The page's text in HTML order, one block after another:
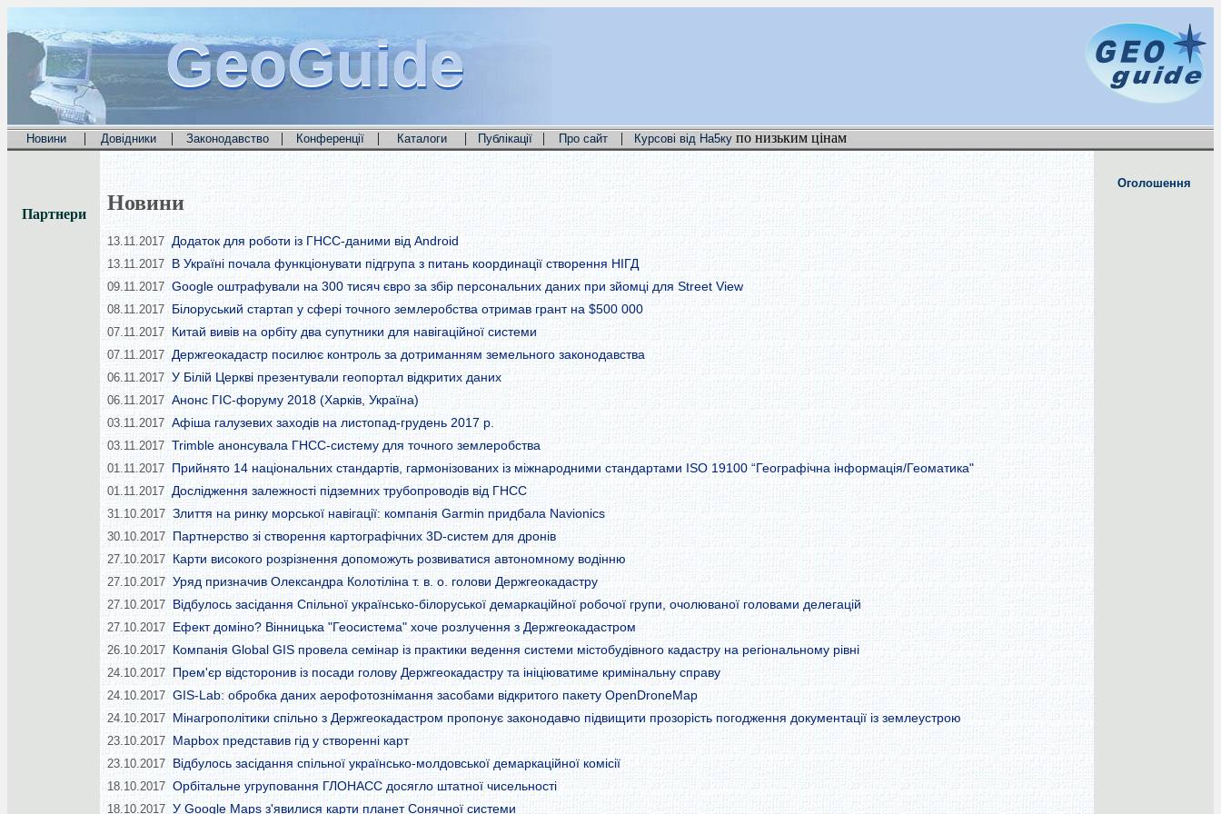
GeoGuide
GeoGuide
GeoGuide
Новини | Довідники | Законодавство | Конференції | Каталоги | Публікації | Про сайт | Курсові від На5ку по низьким цінам
Партнери Новини
13.11.2017 Додаток для роботи із ГНСС-даними від Android
13.11.2017 В Україні почала функціонувати підгрупа з питань координації створення НІГД
09.11.2017 Google оштрафували на 300 тисяч євро за збір персональних даних при зйомці для Street View
08.11.2017 Білоруський стартап у сфері точного землеробства отримав грант на $500 000
07.11.2017 Китай вивів на орбіту два супутники для навігаційної системи
07.11.2017 Держгеокадастр посилює контроль за дотриманням земельного законодавства
06.11.2017 У Білій Церкві презентували геопортал відкритих даних
06.11.2017 Анонс ГІС-форуму 2018 (Харків, Україна)
03.11.2017 Афіша галузевих заходів на листопад-грудень 2017 р.
03.11.2017 Trimble анонсувала ГНСС-систему для точного землеробства
01.11.2017 Прийнято 14 національних стандартів, гармонізованих із міжнародними стандартами ISO 19100 “Географічна інформація/Геоматика"
01.11.2017 Дослідження залежності підземних трубопроводів від ГНСС
31.10.2017 Злиття на ринку морської навігації: компанія Garmin придбала Navionics
30.10.2017 Партнерство зі створення картографічних 3D-систем для дронів
27.10.2017 Карти високого розрізнення допоможуть розвиватися автономному водінню
27.10.2017 Уряд призначив Олександра Колотіліна т. в. о. голови Держгеокадастру
27.10.2017 Відбулось засідання Спільної українсько-білоруської демаркаційної робочої групи, очолюваної головами делегацій
27.10.2017 Ефект доміно? Вінницька "Геосистема" хоче розлучення з Держгеокадастром
26.10.2017 Компанія Global GIS провела семінар із практики ведення системи містобудівного кадастру на регіональному рівні
24.10.2017 Прем'єр відсторонив із посади голову Держгеокадастру та ініціюватиме кримінальну справу
24.10.2017 GIS-Lab: обробка даних аерофотознімання засобами відкритого пакету OpenDroneMap
24.10.2017 Мінагрополітики спільно з Держгеокадастром пропонує законодавчо підвищити прозорість погодження документації із землеустрою
23.10.2017 Мapbox представив гід у створенні карт
23.10.2017 Відбулось засідання спільної українсько-молдовської демаркаційної комісії
18.10.2017 Орбітальне угруповання ГЛОНАСС досягло штатної чисельності
18.10.2017 У Google Maps з'явилися карти планет Сонячної системи
Оголошення